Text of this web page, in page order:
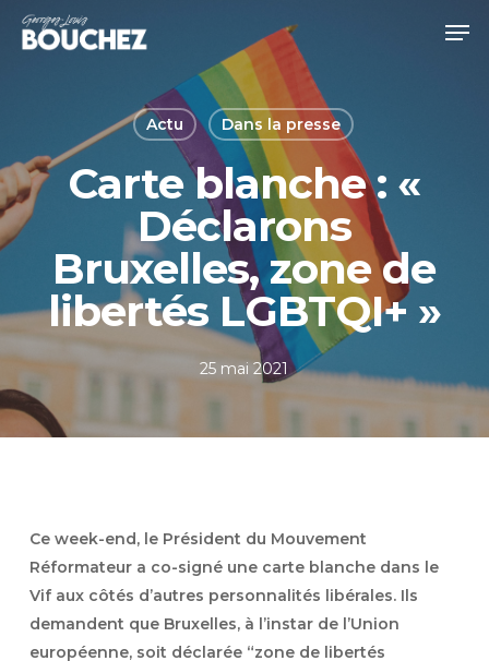
Skip
Actu Dans la presse
Carte blanche : «
Déclarons
Bruxelles, zone de
libertés LGBTQI+ »
25 mai 2021
Ce week-end, le Président du Mouvement
Réformateur a co-signé une carte blanche dans le
Vif aux côtés d’autres personnalités libérales. Ils
demandent que Bruxelles, à l’instar de l’Union
européenne, soit déclarée “zone de libertés